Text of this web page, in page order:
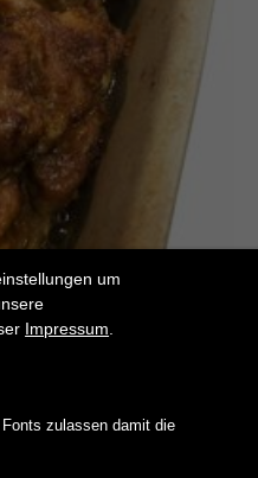
um
Impressum.
zulassen damit die